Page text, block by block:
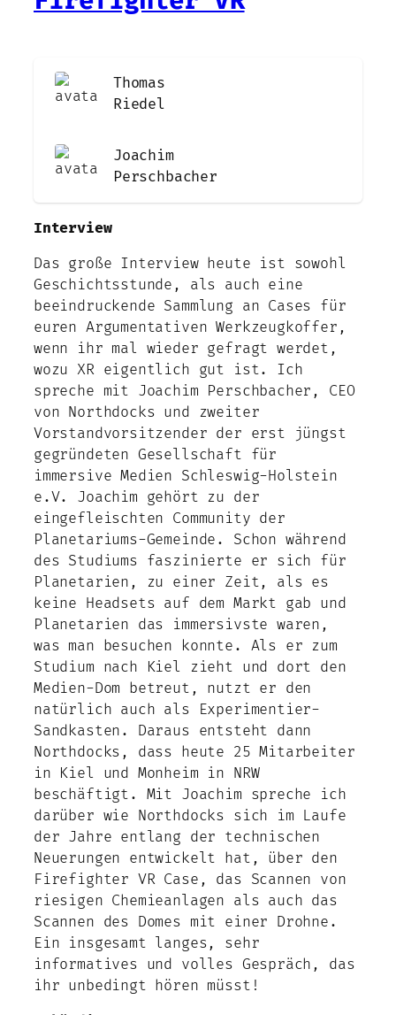
Thomas
Riedel
Joachim
Perschbacher
Interview
Das große Interview heute ist sowohl
Geschichtsstunde, als auch eine
beeindruckende Sammlung an Cases für
euren Argumentativen Werkzeugkoffer,
wenn ihr mal wieder gefragt werdet,
wozu XR eigentlich gut ist. Ich
spreche mit Joachim Perschbacher, CEO
von Northdocks und zweiter
Vorstandvorsitzender der erst jüngst
gegründeten Gesellschaft für
immersive Medien Schleswig-Holstein
e.V. Joachim gehört zu der
eingefleischten Community der
Planetariums-Gemeinde. Schon während
des Studiums faszinierte er sich für
Planetarien, zu einer Zeit, als es
keine Headsets auf dem Markt gab und
Planetarien das immersivste waren,
was man besuchen konnte. Als er zum
Studium nach Kiel zieht und dort den
Medien-Dom betreut, nutzt er den
natürlich auch als Experimentier-
Sandkasten. Daraus entsteht dann
Northdocks, dass heute 25 Mitarbeiter
in Kiel und Monheim in NRW
beschäftigt. Mit Joachim spreche ich
darüber wie Northdocks sich im Laufe
der Jahre entlang der technischen
Neuerungen entwickelt hat, über den
Firefighter VR Case, das Scannen von
riesigen Chemieanlagen als auch das
Scannen des Domes mit einer Drohne.
Ein insgesamt langes, sehr
informatives und volles Gespräch, das
ihr unbedingt hören müsst!